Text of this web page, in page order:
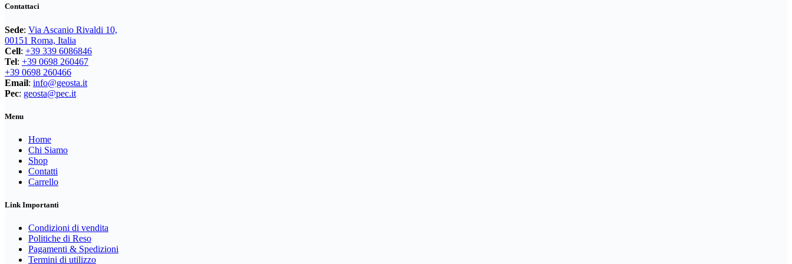
nella
pagina
del
prodotto
Contattaci
Sede: Via Ascanio Rivaldi 10,
00151 Roma, Italia
Cell: +39 339 6086846
Tel: +39 0698 260467
+39 0698 260466
Email: info@geosta.it
Pec: geosta@pec.it
Menu
Home
Chi Siamo
Shop
Contatti
Carrello
Link Importanti
Condizioni di vendita
Politiche di Reso
Pagamenti & Spedizioni
Termini di utilizzo